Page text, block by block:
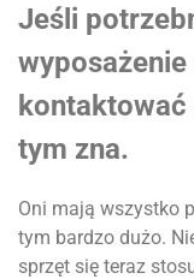
Jeśli
kontaktować
tym zna.
Oni mają wszystko
tym bardzo dużo.
sprzęt się teraz